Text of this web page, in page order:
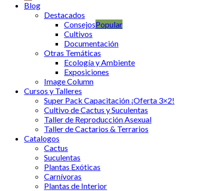
Blog
Destacados
Consejos
Cultivos
Documentación
Otras Temáticas
Ecología y Ambiente
Exposiciones
Image Column
Cursos y Talleres
Super Pack Capacitación ¡Oferta 3×2!
Cultivo de Cactus y Suculentas
Taller de Reproducción Asexual
Taller de Cactarios & Terrarios
Catalogos
Cactus
Suculentas
Plantas Exóticas
Carnívoras
Plantas de Interior